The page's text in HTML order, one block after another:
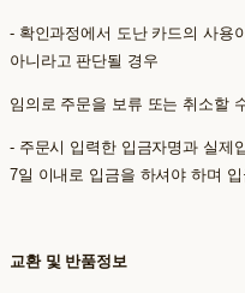
- 확인과정에서 도난 카드의 사용
아니라고 판단될 경우
임의로 주문을 보류 또는 취소할
- 주문시 입력한 입금자명과 실제
7일 이내로 입금을 하셔야 하며
교환 및 반품정보